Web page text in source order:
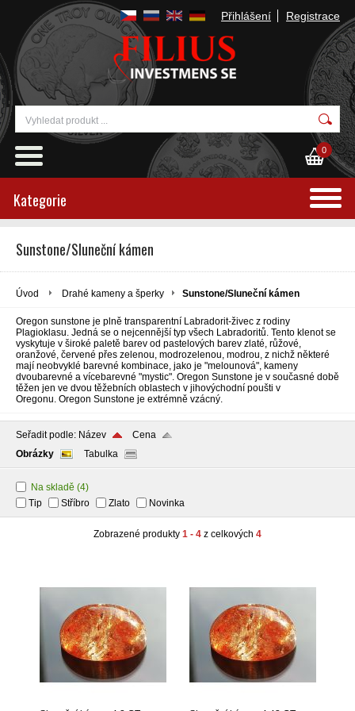
Přihlášení Registrace
0
Kategorie
Sunstone/Sluneční kámen
Úvod Drahé kameny a šperky Sunstone/Sluneční kámen
Oregon sunstone je plně transparentní Labradorit-živec z rodiny
Plagioklasu. Jedná se o nejcennější typ všech Labradoritů. Tento klenot se
vyskytuje v široké paletě barev od pastelových barev zlaté, růžové,
oranžové, červené přes zelenou, modrozelenou, modrou, z nichž některé
mají neobvyklé barevné kombinace, jako je "melounová", kameny
dvoubarevné a vícebarevné "mystic". Oregon Sunstone je v současné době
těžen jen ve dvou těžebních oblastech v jihovýchodní poušti v
Oregonu. Oregon Sunstone je extrémně vzácný.
Seřadit podle: Název
Cena
Obrázky
Tabulka
Na skladě (4)
Tip
Stříbro Zlato Novinka
Zobrazené produkty 1 - 4 z celkových 4